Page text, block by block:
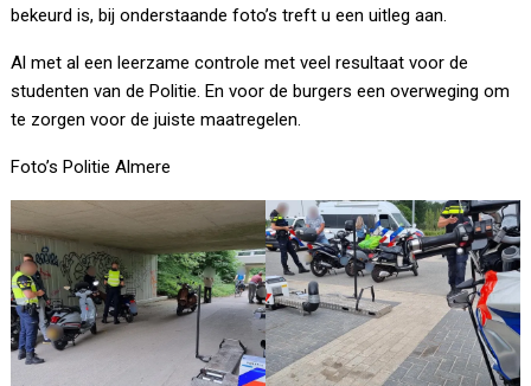
bekeurd is, bij onderstaande foto’s treft u een uitleg aan.
Al met al een leerzame controle met veel resultaat voor de
studenten van de Politie. En voor de burgers een overweging om
te zorgen voor de juiste maatregelen.
Foto’s Politie Almere